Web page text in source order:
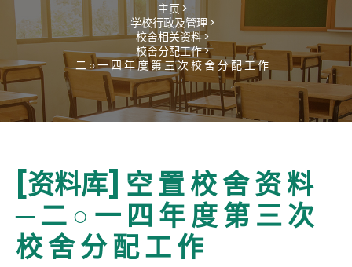
主页 >
学校行政及管理 >
校舍相关资料 >
校舍分配工作 >
二 ○ 一 四 年 度 第 三 次 校 舍 分 配 工 作
[资料库] 空 置 校 舍 资 料
─ 二 ○ 一 四 年 度 第 三 次
校 舍 分 配 工 作